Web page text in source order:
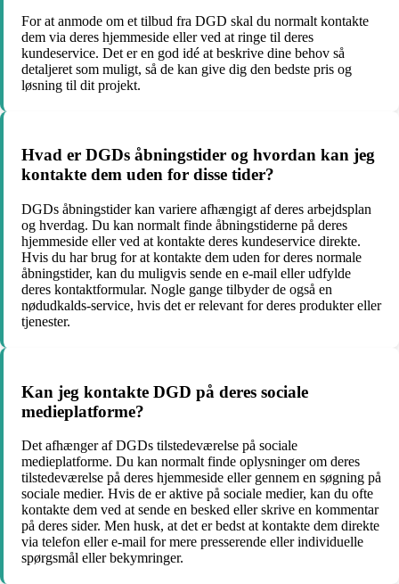
For at anmode om et tilbud fra DGD skal du normalt kontakte
dem via deres hjemmeside eller ved at ringe til deres
kundeservice. Det er en god idé at beskrive dine behov så
detaljeret som muligt, så de kan give dig den bedste pris og
løsning til dit projekt.
Hvad er DGDs åbningstider og hvordan kan jeg
kontakte dem uden for disse tider?
DGDs åbningstider kan variere afhængigt af deres arbejdsplan
og hverdag. Du kan normalt finde åbningstiderne på deres
hjemmeside eller ved at kontakte deres kundeservice direkte.
Hvis du har brug for at kontakte dem uden for deres normale
åbningstider, kan du muligvis sende en e-mail eller udfylde
deres kontaktformular. Nogle gange tilbyder de også en
nødudkalds-service, hvis det er relevant for deres produkter eller
tjenester.
Kan jeg kontakte DGD på deres sociale
medieplatforme?
Det afhænger af DGDs tilstedeværelse på sociale
medieplatforme. Du kan normalt finde oplysninger om deres
tilstedeværelse på deres hjemmeside eller gennem en søgning på
sociale medier. Hvis de er aktive på sociale medier, kan du ofte
kontakte dem ved at sende en besked eller skrive en kommentar
på deres sider. Men husk, at det er bedst at kontakte dem direkte
via telefon eller e-mail for mere presserende eller individuelle
spørgsmål eller bekymringer.